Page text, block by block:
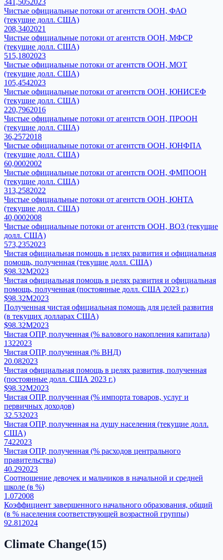
341,5052023
Чистые официальные потоки от агентств ООН, ФАО
(текущие долл. США)
208,3402021
Чистые официальные потоки от агентств ООН, МФСР
(текущие долл. США)
515,1802023
Чистые официальные потоки от агентств ООН, МОТ
(текущие долл. США)
105,4542023
Чистые официальные потоки от агентств ООН, ЮНИСЕФ
(текущие долл. США)
220,7962016
Чистые официальные потоки от агентств ООН, ПРООН
(текущие долл. США)
36,2572018
Чистые официальные потоки от агентств ООН, ЮНФПА
(текущие долл. США)
60,0002002
Чистые официальные потоки от агентств ООН, ФМПООН
(текущие долл. США)
313,2582022
Чистые официальные потоки от агентств ООН, ЮНТА
(текущие долл. США)
40,0002008
Чистые официальные потоки от агентств ООН, ВОЗ (текущие
долл. США)
573,2352023
Чистая официальная помощь в целях развития и официальная
помощь, полученная (текущие долл. США)
$98.32M2023
Чистая официальная помощь в целях развития и официальная
помощь, полученная (постоянные долл. США 2023 г.)
$98.32M2023
Полученная чистая официальная помощь для целей развития
(в текущих долларах США)
$98.32M2023
Чистая ОПР, полученная (% валового накопления капитала)
1322023
Чистая ОПР, полученная (% ВНД)
20.082023
Чистая официальная помощь в целях развития, полученная
(постоянные долл. США 2023 г.)
$98.32M2023
Чистая ОПР, полученная (% импорта товаров, услуг и
первичных доходов)
32.532023
Чистая ОПР, полученная на душу населения (текущие долл.
США)
7422023
Чистая ОПР, полученная (% расходов центрального
правительства)
40.292023
Соотношение девочек и мальчиков в начальной и средней
школе (в %)
1.072008
Коэффициент завершенного начального образования, общий
(в % населения соответствующей возрастной группы)
92.81 2024
Climate Change(15)